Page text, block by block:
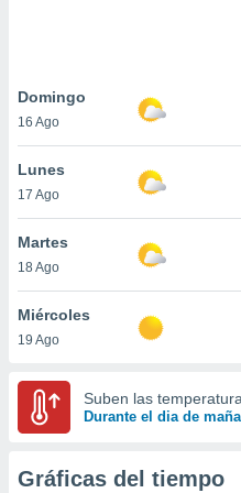
únicos
similares
como
sitio
de
posible
traten tus
en
interés
Para
su
Domingo
16 Ago
Lunes
17 Ago
Martes
18 Ago
Miércoles
19 Ago
Suben las
Durante el dia de
Gráficas del tiempo